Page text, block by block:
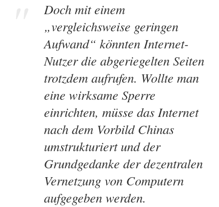
Doch mit einem
„vergleichsweise geringen
Aufwand“ könnten Internet-
Nutzer die abgeriegelten Seiten
trotzdem aufrufen. Wollte man
eine wirksame Sperre
einrichten, müsse das Internet
nach dem Vorbild Chinas
umstrukturiert und der
Grundgedanke der dezentralen
Vernetzung von Computern
aufgegeben werden.